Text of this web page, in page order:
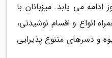
ادامه می یابد. میزبانان با
انواع و اقسام نوشیدنی،
و دسرهای متنوع پذیرایی